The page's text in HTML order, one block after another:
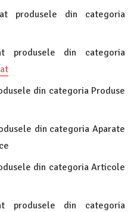
produsele din categoria
produsele din categoria
din categoria Produse
din categoria Aparate
din categoria Articole
produsele din categoria